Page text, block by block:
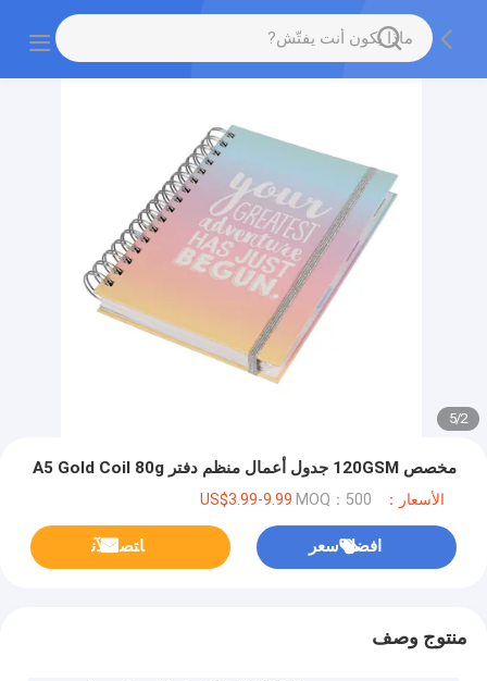
2
/
5
مخصص 120GSM جدول أعمال منظم دفتر A5 Gold Coil 80g
الأسعار：US$3.99-9.99 MOQ：500
افضل سعر ﺎﺘﺼﻟ ﺍﻶﻧ
منتوج وصف